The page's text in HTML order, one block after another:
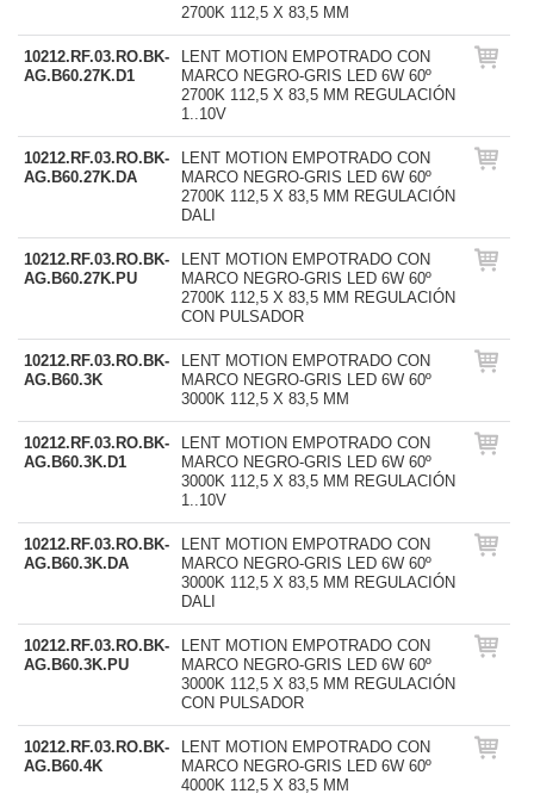
2700K 112,5 X 83,5 MM
10212.RF.03.RO.BK-
AG.B60.27K.D1
LENT MOTION EMPOTRADO CON
MARCO NEGRO-GRIS LED 6W 60º
2700K 112,5 X 83,5 MM REGULACIÓN
1..10V
10212.RF.03.RO.BK-
AG.B60.27K.DA
LENT MOTION EMPOTRADO CON
MARCO NEGRO-GRIS LED 6W 60º
2700K 112,5 X 83,5 MM REGULACIÓN
DALI
10212.RF.03.RO.BK-
AG.B60.27K.PU
LENT MOTION EMPOTRADO CON
MARCO NEGRO-GRIS LED 6W 60º
2700K 112,5 X 83,5 MM REGULACIÓN
CON PULSADOR
10212.RF.03.RO.BK-
AG.B60.3K
LENT MOTION EMPOTRADO CON
MARCO NEGRO-GRIS LED 6W 60º
3000K 112,5 X 83,5 MM
10212.RF.03.RO.BK-
AG.B60.3K.D1
LENT MOTION EMPOTRADO CON
MARCO NEGRO-GRIS LED 6W 60º
3000K 112,5 X 83,5 MM REGULACIÓN
1..10V
10212.RF.03.RO.BK-
AG.B60.3K.DA
LENT MOTION EMPOTRADO CON
MARCO NEGRO-GRIS LED 6W 60º
3000K 112,5 X 83,5 MM REGULACIÓN
DALI
10212.RF.03.RO.BK-
AG.B60.3K.PU
LENT MOTION EMPOTRADO CON
MARCO NEGRO-GRIS LED 6W 60º
3000K 112,5 X 83,5 MM REGULACIÓN
CON PULSADOR
10212.RF.03.RO.BK-
AG.B60.4K
LENT MOTION EMPOTRADO CON
MARCO NEGRO-GRIS LED 6W 60º
4000K 112,5 X 83,5 MM